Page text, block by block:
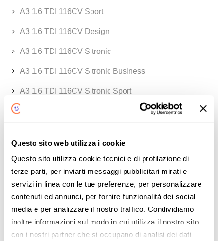
Questo sito web utilizza i cookie
Questo sito utilizza cookie tecnici e di profilazione di
terze parti, per inviarti messaggi pubblicitari mirati e
servizi in linea con le tue preferenze, per personalizzare
contenuti ed annunci, per fornire funzionalità dei social
media e per analizzare il nostro traffico. Condividiamo
inoltre informazioni sul modo in cui utilizza il nostro sito
con i nostri partner che si occupano di analisi dei dati
A3 1.6 TDI 116CV Sport
A3 1.6 TDI 116CV Design
A3 1.6 TDI 116CV S tronic
A3 1.6 TDI 116CV S tronic Business
A3 1.6 TDI 116CV S tronic Sport
A3 1.6 TDI 116CV S tronic Design
A3 2.0 TDI Sport
A3 2.0 TDI S tronic
A3 2.0 TDI S tronic Business